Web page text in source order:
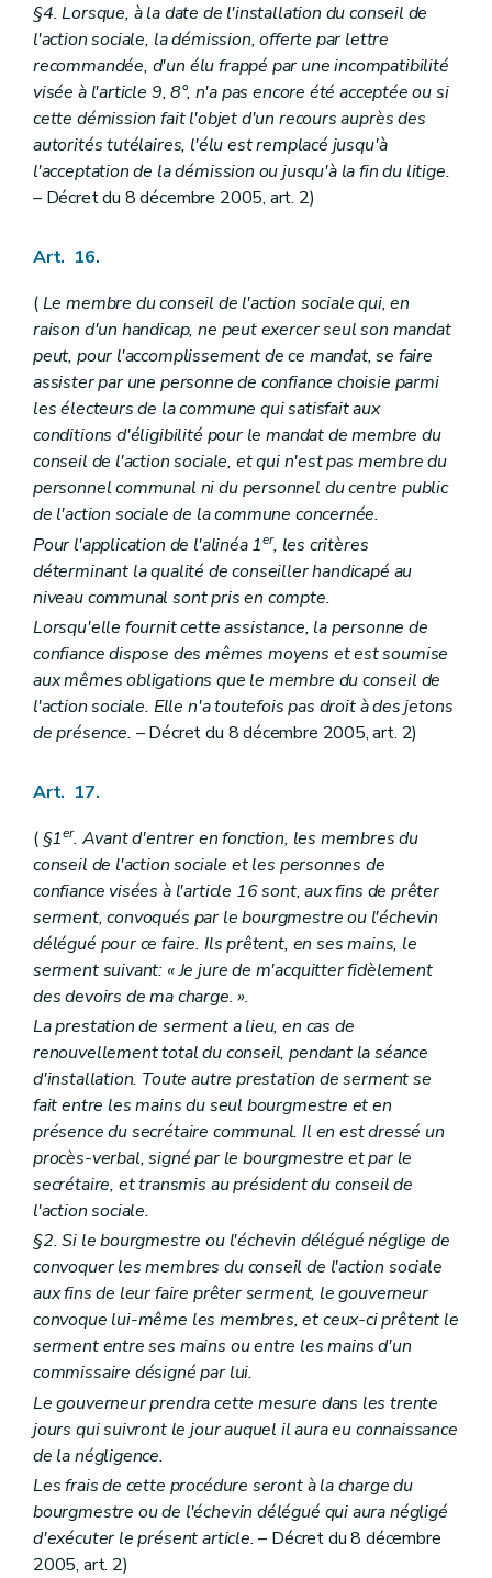
§4. Lorsque, à la date de l'installation du conseil de
l'action sociale, la démission, offerte par lettre
recommandée, d'un élu frappé par une incompatibilité
visée à l'article 9, 8°, n'a pas encore été acceptée ou si
cette démission fait l'objet d'un recours auprès des
autorités tutélaires, l'élu est remplacé jusqu'à
l'acceptation de la démission ou jusqu'à la fin du litige.
– Décret du 8 décembre 2005, art. 2)
Art. 16.
(Le membre du conseil de l'action sociale qui, en
raison d'un handicap, ne peut exercer seul son mandat
peut, pour l'accomplissement de ce mandat, se faire
assister par une personne de confiance choisie parmi
les électeurs de la commune qui satisfait aux
conditions d'éligibilité pour le mandat de membre du
conseil de l'action sociale, et qui n'est pas membre du
personnel communal ni du personnel du centre public
de l'action sociale de la commune concernée.
Pour l'application de l'alinéa 1er, les critères
déterminant la qualité de conseiller handicapé au
niveau communal sont pris en compte.
Lorsqu'elle fournit cette assistance, la personne de
confiance dispose des mêmes moyens et est soumise
aux mêmes obligations que le membre du conseil de
l'action sociale. Elle n'a toutefois pas droit à des jetons
de présence. – Décret du 8 décembre 2005, art. 2)
Art. 17.
( §1er. Avant d'entrer en fonction, les membres du
conseil de l'action sociale et les personnes de
confiance visées à l'article 16 sont, aux fins de prêter
serment, convoqués par le bourgmestre ou l'échevin
délégué pour ce faire. Ils prêtent, en ses mains, le
serment suivant: « Je jure de m'acquitter fidèlement
des devoirs de ma charge. ».
La prestation de serment a lieu, en cas de
renouvellement total du conseil, pendant la séance
d'installation. Toute autre prestation de serment se
fait entre les mains du seul bourgmestre et en
présence du secrétaire communal. Il en est dressé un
procès-verbal, signé par le bourgmestre et par le
secrétaire, et transmis au président du conseil de
l'action sociale.
§2. Si le bourgmestre ou l'échevin délégué néglige de
convoquer les membres du conseil de l'action sociale
aux fins de leur faire prêter serment, le gouverneur
convoque lui-même les membres, et ceux-ci prêtent le
serment entre ses mains ou entre les mains d'un
commissaire désigné par lui.
Le gouverneur prendra cette mesure dans les trente
jours qui suivront le jour auquel il aura eu connaissance
de la négligence.
Les frais de cette procédure seront à la charge du
bourgmestre ou de l'échevin délégué qui aura négligé
d'exécuter le présent article.– Décret du 8 décembre
2005, art. 2)